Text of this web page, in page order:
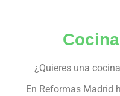
¿Quieres una
En Reformas Madrid